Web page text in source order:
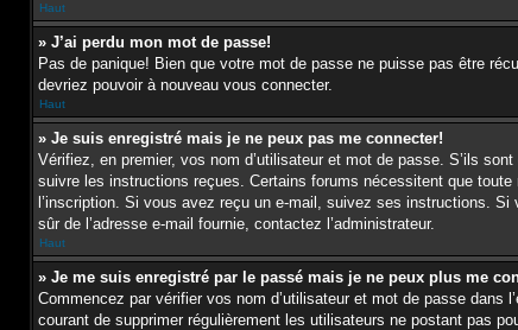
Haut
» J’ai perdu mon mot de passe!
Pas de panique! Bien que votre mot de passe ne puisse pas être
devriez pouvoir à nouveau vous connecter.
Haut
» Je suis enregistré mais je ne peux pas me connecter!
Vérifiez, en premier, vos nom d’utilisateur et mot de passe. S’ils
suivre les instructions reçues. Certains forums nécessitent que
l’inscription. Si vous avez reçu un e-mail, suivez ses instructions.
sûr de l’adresse e-mail fournie, contactez l’administrateur.
Haut
» Je me suis enregistré par le passé mais je ne peux plus me
Commencez par vérifier vos nom d’utilisateur et mot de passe
courant de supprimer régulièrement les utilisateurs ne postant pas